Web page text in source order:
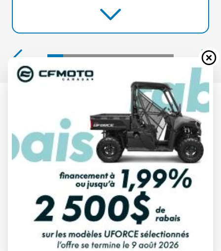
COMMANDER DPS VERT BOUSSOLE
700
À partir de
20 684 $
CALCULATRICE DE PAIEMENT